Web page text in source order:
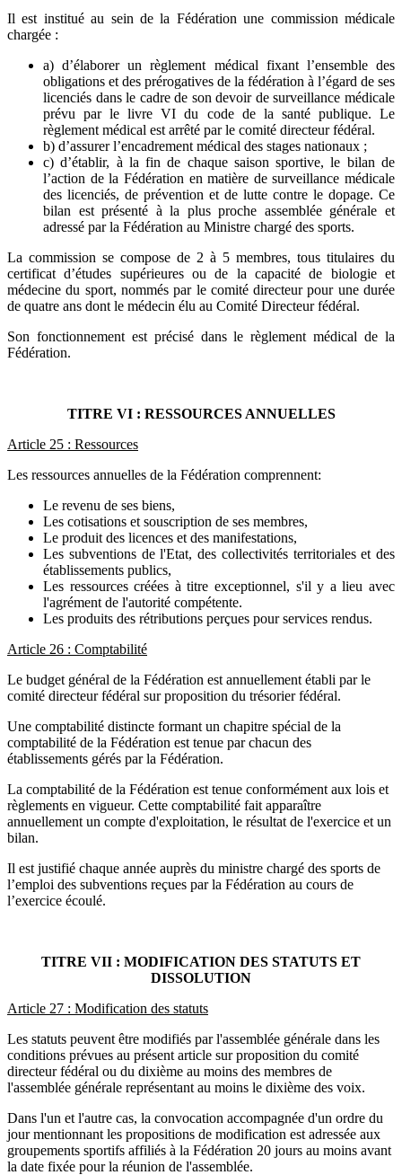
Il est institué au sein de la Fédération une commission médicale
chargée :
a) d’élaborer un règlement médical fixant l’ensemble des
obligations et des prérogatives de la fédération à l’égard de ses
licenciés dans le cadre de son devoir de surveillance médicale
prévu par le livre VI du code de la santé publique. Le
règlement médical est arrêté par le comité directeur fédéral.
b) d’assurer l’encadrement médical des stages nationaux ;
c) d’établir, à la fin de chaque saison sportive, le bilan de
l’action de la Fédération en matière de surveillance médicale
des licenciés, de prévention et de lutte contre le dopage. Ce
bilan est présenté à la plus proche assemblée générale et
adressé par la Fédération au Ministre chargé des sports.
La commission se compose de 2 à 5 membres, tous titulaires du
certificat d’études supérieures ou de la capacité de biologie et
médecine du sport, nommés par le comité directeur pour une durée
de quatre ans dont le médecin élu au Comité Directeur fédéral.
Son fonctionnement est précisé dans le règlement médical de la
Fédération.
TITRE VI : RESSOURCES ANNUELLES
Article 25 : Ressources
Les ressources annuelles de la Fédération comprennent:
Le revenu de ses biens,
Les cotisations et souscription de ses membres,
Le produit des licences et des manifestations,
Les subventions de l'Etat, des collectivités territoriales et des
établissements publics,
Les ressources créées à titre exceptionnel, s'il y a lieu avec
l'agrément de l'autorité compétente.
Les produits des rétributions perçues pour services rendus.
Article 26 : Comptabilité
Le budget général de la Fédération est annuellement établi par le
comité directeur fédéral sur proposition du trésorier fédéral.
Une comptabilité distincte formant un chapitre spécial de la
comptabilité de la Fédération est tenue par chacun des
établissements gérés par la Fédération.
La comptabilité de la Fédération est tenue conformément aux lois et
règlements en vigueur. Cette comptabilité fait apparaître
annuellement un compte d'exploitation, le résultat de l'exercice et un
bilan.
Il est justifié chaque année auprès du ministre chargé des sports de
l’emploi des subventions reçues par la Fédération au cours de
l’exercice écoulé.
TITRE VII : MODIFICATION DES STATUTS ET
DISSOLUTION
Article 27 : Modification des statuts
Les statuts peuvent être modifiés par l'assemblée générale dans les
conditions prévues au présent article sur proposition du comité
directeur fédéral ou du dixième au moins des membres de
l'assemblée générale représentant au moins le dixième des voix.
Dans l'un et l'autre cas, la convocation accompagnée d'un ordre du
jour mentionnant les propositions de modification est adressée aux
groupements sportifs affiliés à la Fédération 20 jours au moins avant
la date fixée pour la réunion de l'assemblée.